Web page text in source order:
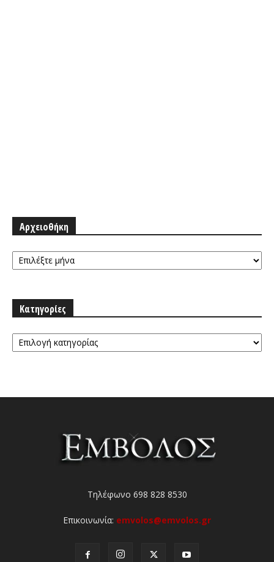
Αρχειοθήκη
Αρχειοθήκη
Κατηγορίες
Κατηγορίες
Τηλέφωνο 698 828 8530
Επικοινωνία: emvolos@emvolos.gr